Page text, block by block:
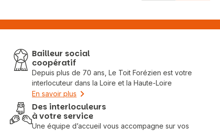
Bailleur social
coopératif
Depuis plus de 70 ans, Le Toit Forézien est votre
interlocuteur dans la Loire et la Haute-Loire
En savoir plus
Des interloculeurs
à votre service
Une équipe d’accueil vous accompagne sur vos